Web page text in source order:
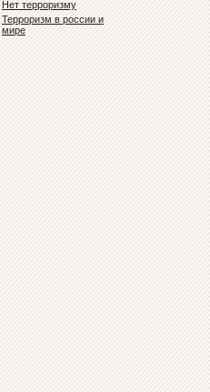
Нет терроризму
Терроризм в россии и
мире